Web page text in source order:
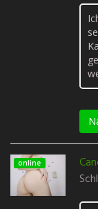
online